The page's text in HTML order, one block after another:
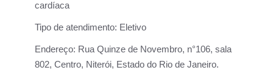
cardíaca
Tipo de atendimento: Eletivo
Endereço: Rua Quinze de Novembro, n°106, sala
802, Centro, Niterói, Estado do Rio de Janeiro.